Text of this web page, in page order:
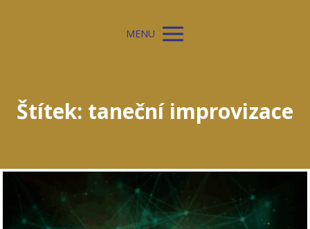
MENU
Štítek: taneční improvizace